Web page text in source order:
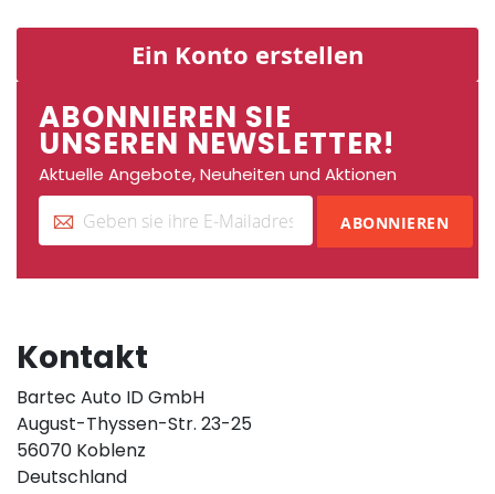
Ein Konto erstellen
ABONNIEREN SIE
UNSEREN NEWSLETTER!
Aktuelle Angebote, Neuheiten und Aktionen
ABONNIEREN
Kontakt
Bartec Auto ID GmbH
August-Thyssen-Str. 23-25
56070 Koblenz
Deutschland